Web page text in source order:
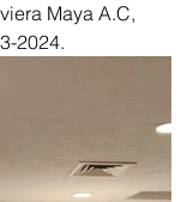
Maya A.C,
2024.